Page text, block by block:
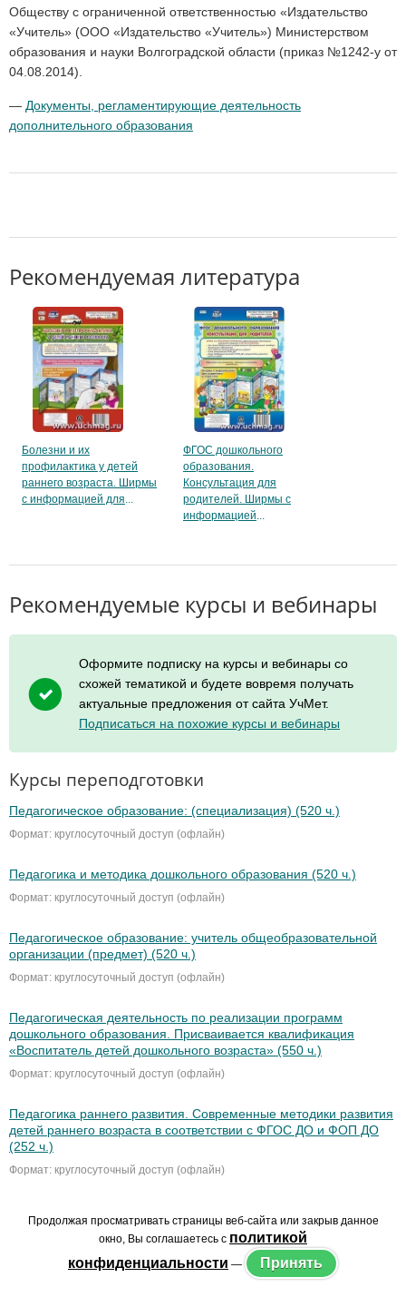
Обществу с ограниченной ответственностью «Издательство
«Учитель» (ООО «Издательство «Учитель») Министерством
образования и науки Волгоградской области (приказ №1242-у от
04.08.2014).
— Документы, регламентирующие деятельность
дополнительного образования
Рекомендуемая литература
Болезни и их
профилактика у детей
раннего возраста. Ширмы
с информацией для
ФГОС дошкольного
образования.
Консультация для
родителей. Ширмы с
информацией
Рекомендуемые курсы и вебинары
Оформите подписку на курсы и вебинары со
схожей тематикой и будете вовремя получать
актуальные предложения от сайта УчМет.
Подписаться на похожие курсы и вебинары
Курсы переподготовки
Педагогическое образование: (специализация) (520 ч.)
Формат: круглосуточный доступ (офлайн)
Педагогика и методика дошкольного образования (520 ч.)
Формат: круглосуточный доступ (офлайн)
Педагогическое образование: учитель общеобразовательной
организации (предмет) (520 ч.)
Формат: круглосуточный доступ (офлайн)
Педагогическая деятельность по реализации программ
дошкольного образования. Присваивается квалификация
«Воспитатель детей дошкольного возраста» (550 ч.)
Формат: круглосуточный доступ (офлайн)
Педагогика раннего развития. Современные методики развития
детей раннего возраста в соответствии с ФГОС ДО и ФОП ДО
(252 ч.)
Формат: круглосуточный доступ (офлайн)
дошкольного образования. Присваивается квалификация
«Воспитатель детей дошкольного возраста» (550 ч.)
Формат: круглосуточный доступ (офлайн)